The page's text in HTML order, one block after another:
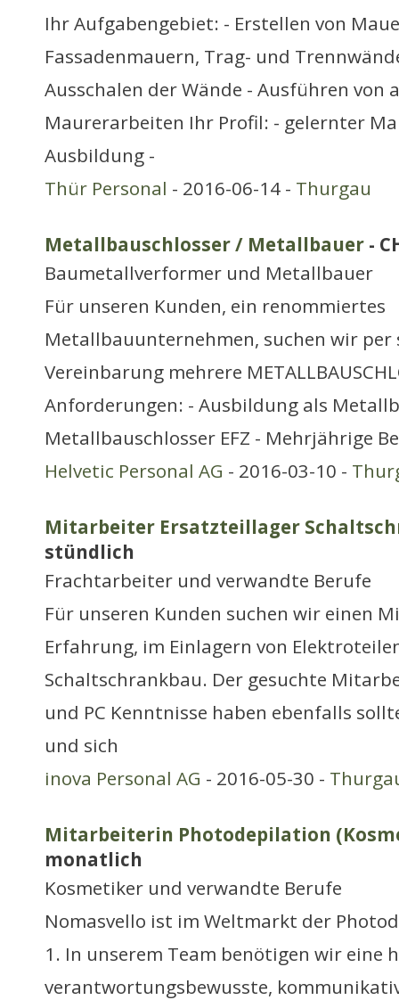
Ihr Aufgabengebiet: - Erstellen von
Fassadenmauern, Trag- und
Ausschalen der Wände - Ausführen von
Maurerarbeiten Ihr Profil: - gelernter
Ausbildung -
Thür Personal - 2016-06-14 - Thurgau
Metallbauschlosser / Metallbauer -
Baumetallverformer und Metallbauer
Für unseren Kunden, ein renommiertes
Metallbauunternehmen, suchen wir
Vereinbarung mehrere
Anforderungen: - Ausbildung als
Metallbauschlosser EFZ - Mehrjährige
Helvetic Personal AG - 2016-03-10 -
Mitarbeiter Ersatzteillager
stündlich
Frachtarbeiter und verwandte Berufe
Für unseren Kunden suchen wir einen
Erfahrung, im Einlagern von
Schaltschrankbau. Der gesuchte
und PC Kenntnisse haben ebenfalls
und sich
inova Personal AG - 2016-05-30 -
Mitarbeiterin Photodepilation
monatlich
Kosmetiker und verwandte Berufe
Nomasvello ist im Weltmarkt der
1. In unserem Team benötigen wir eine
verantwortungsbewusste,